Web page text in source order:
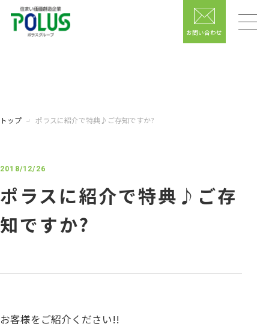
お問い合わせ
トップ ポラスに紹介で特典♪ご存知ですか?
2018/12/26
ポラスに紹介で特典♪ご存
知ですか?
お客様をご紹介ください!!